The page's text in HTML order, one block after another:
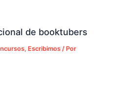
de booktubers
, Escribimos / Por